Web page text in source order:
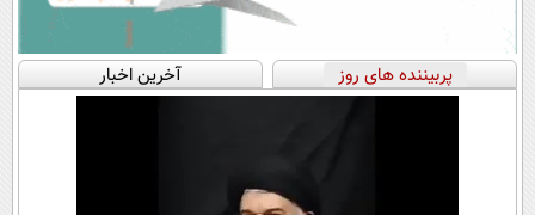
پربیننده های روز آخرین اخبار